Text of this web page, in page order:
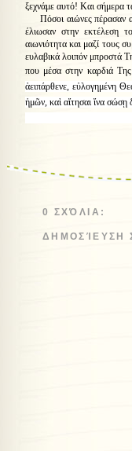
ξεχνάμε αυτό! Και σήμερα
Πόσοι αιώνες πέρασαν
έλιωσαν στην εκτέλεση
αιωνιότητα και μαζί τους
ευλαβικά λοιπόν μπροστά
που μέσα στην καρδιά
ἀειπάρθενε, εὐλογημένη
ἡμῶν, καὶ αἴτησαι ἵνα
π.
0 ΣΧΌΛΙΑ:
ΔΗΜΟΣΊΕΥΣΗ